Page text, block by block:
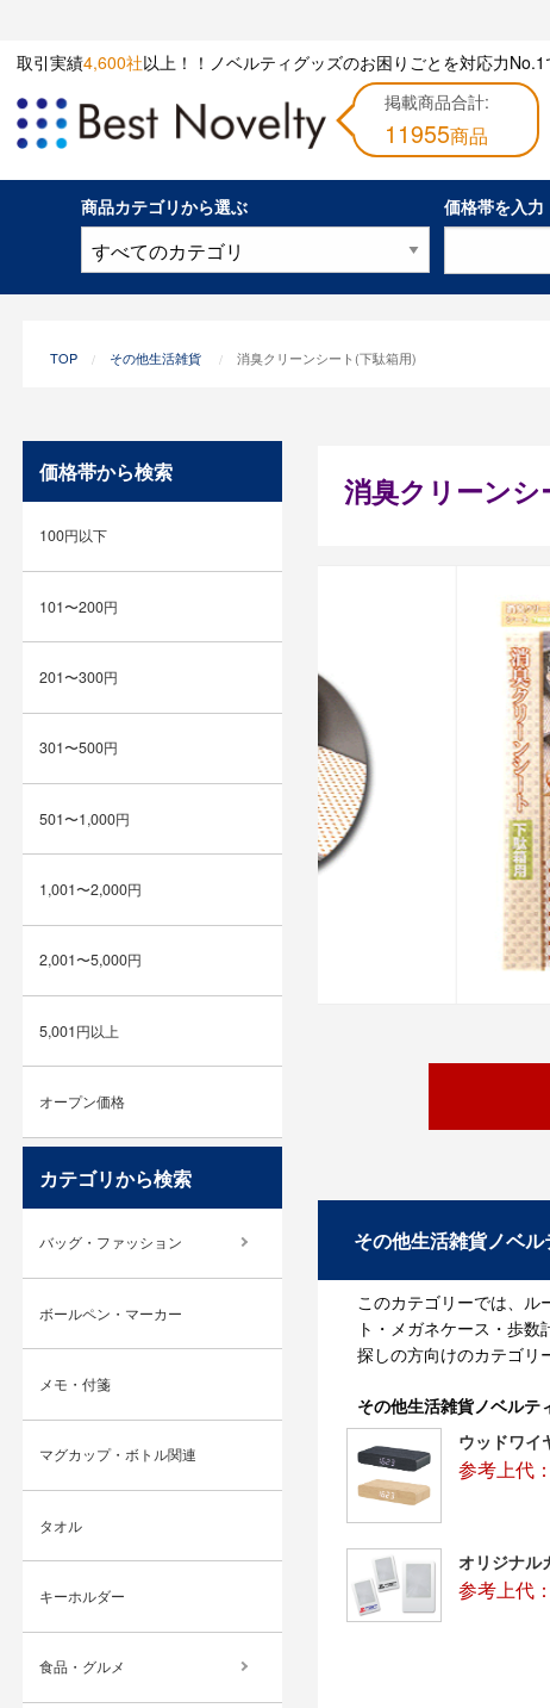
取引実績4,600社以上！！ノベルティグッズのお困りごとを対応力
掲載商品合計:
11955商品
商品カテゴリから選ぶ
価格帯を入力
TOP その他生活雑貨 消臭クリーンシート(下駄箱用)
消臭クリーンシ
その他生活雑貨ノベ
このカテゴリーでは、ル
ト・メガネケース・歩
探しの方向けのカテゴリ
その他生活雑貨ノベルテ
ウッドワイ
参考上代
オリジナル
参考上代
価格帯から検索
100円以下
101〜200円
201〜300円
301〜500円
501〜1,000円
1,001〜2,000円
2,001〜5,000円
5,001円以上
オープン価格
カテゴリから検索
バッグ・ファッション
ボールペン・マーカー
メモ・付箋
マグカップ・ボトル関連
タオル
キーホルダー
食品・グルメ